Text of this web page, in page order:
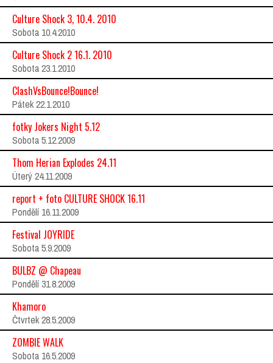
Culture Shock 3, 10.4. 2010
Sobota 10.4.2010
Culture Shock 2 16.1. 2010
Sobota 23.1.2010
ClashVsBounce!Bounce!
Pátek 22.1.2010
fotky Jokers Night 5.12
Sobota 5.12.2009
Thom Herian Explodes 24.11
Úterý 24.11.2009
report + foto CULTURE SHOCK 16.11
Pondělí 16.11.2009
Festival JOYRIDE
Sobota 5.9.2009
BULBZ @ Chapeau
Pondělí 31.8.2009
Khamoro
Čtvrtek 28.5.2009
ZOMBIE WALK
Sobota 16.5.2009